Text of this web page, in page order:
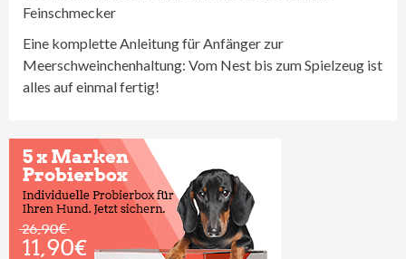
Feinschmecker
Eine komplette Anleitung für Anfänger zur
Meerschweinchenhaltung: Vom Nest bis zum Spielzeug ist
alles auf einmal fertig!